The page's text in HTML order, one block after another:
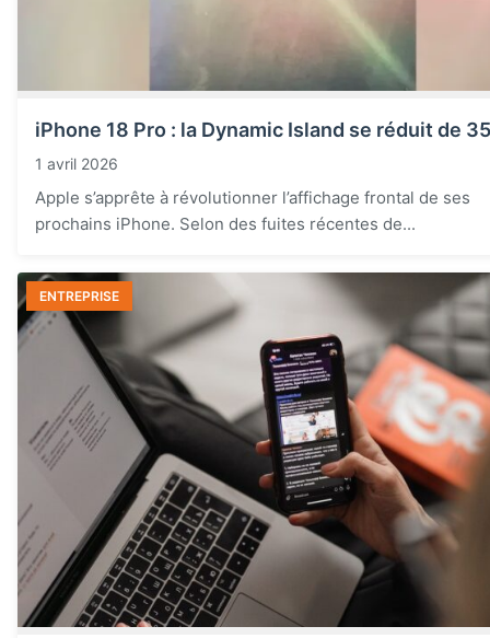
iPhone 18 Pro : la Dynamic Island se réduit de
1 avril 2026
Apple s’apprête à révolutionner l’affichage frontal de ses
prochains iPhone. Selon des fuites récentes de...
ENTREPRISE